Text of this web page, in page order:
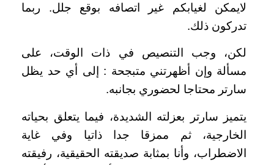
لايمكن لغيابكم غير اتصافه بوقع جلل. ربما
تدركون ذلك.
لكن، وجب التنصيص في ذات الوقت، على
مسألة وإن أظهرتني متبجحة : إلى أي حد يظل
سارتر محتاجا لحضوري بجانبه.
يتميز سارتر بعزلته الشديدة، فيما يتعلق بحياته
الخارجية، ثم ممزقا جدا ذاتيا وفي غاية
الاضطراب، وأنا بمثابة صديقته الحقيقية، رفيقته